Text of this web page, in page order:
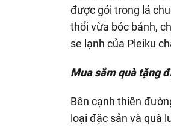
được gói trong lá
thổi vừa bóc bánh,
se lạnh của Pleiku
Mua sắm quà tặng
Bên cạnh thiên
loại đặc sản và quà